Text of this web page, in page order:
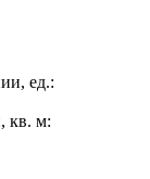
ед.:
кв. м: